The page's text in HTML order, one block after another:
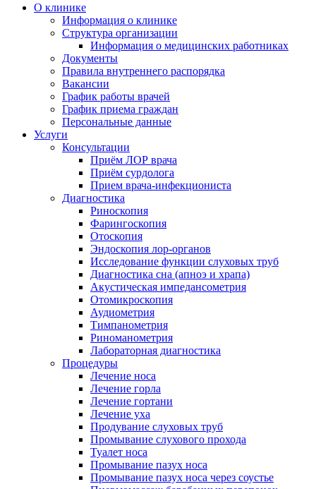
О клинике
Информация о клинике
Структура организации
Информация о медицинских работниках
Документы
Правила внутреннего распорядка
Вакансии
График работы врачей
График приема граждан
Персональные данные
Услуги
Консультации
Приём ЛОР врача
Приём сурдолога
Прием врача-инфекциониста
Диагностика
Риноскопия
Фарингоскопия
Отоскопия
Эндоскопия лор-органов
Исследование функции слуховых труб
Диагностика сна (апноэ и храпа)
Акустическая импедансометрия
Отомикроскопия
Аудиометрия
Тимпанометрия
Риноманометрия
Лабораторная диагностика
Процедуры
Лечение носа
Лечение горла
Лечение гортани
Лечение уха
Продувание слуховых труб
Промывание слухового прохода
Туалет носа
Промывание пазух носа
Промывание пазух носа через соустье